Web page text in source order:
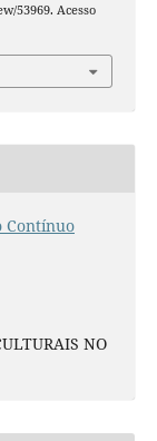
53969. Acesso
Contínuo
NO